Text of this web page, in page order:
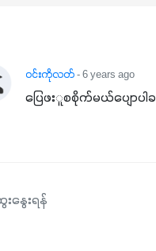
နှံစားသီးနှံများ၊ပဲအမျိုးမ
အားလုံးမှာ အသုံးပြုနိုင်
၀င်းကိုလတ်- 6 years ago
ပြေဖးူစစိုက်မယ်ပျောပါခ
နွေးရန်